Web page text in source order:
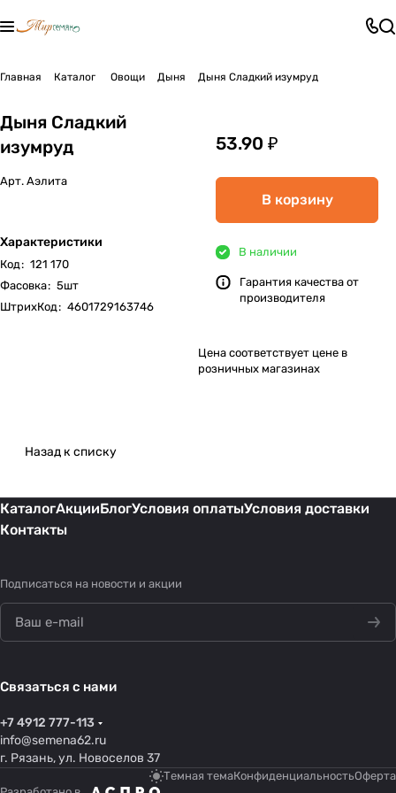
Главная Каталог Овощи Дыня Дыня Сладкий изумруд
Дыня Сладкий
изумруд
Арт. Аэлита
Характеристики
Код: 121 170
Фасовка: 5шт
ШтрихКод: 4601729163746
53.90 ₽
В корзину
В наличии
Гарантия качества от
производителя
Цена соответствует цене в
розничных магазинах
Назад к списку
КаталогАкцииБлогУсловия оплатыУсловия доставки
Контакты
Подписаться на новости и акции
Связаться с нами
+7 4912 777-113
info@semena62.ru
г. Рязань, ул. Новоселов 37
Темная темаКонфиденциальностьОферта